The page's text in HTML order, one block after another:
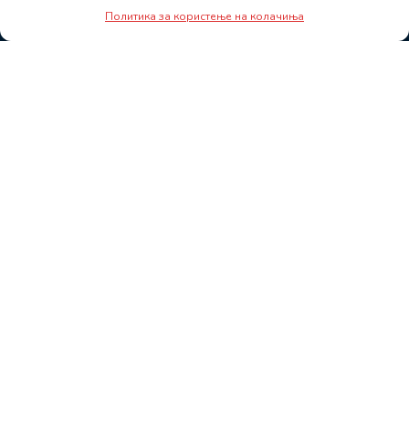
Политика за користење на колачиња